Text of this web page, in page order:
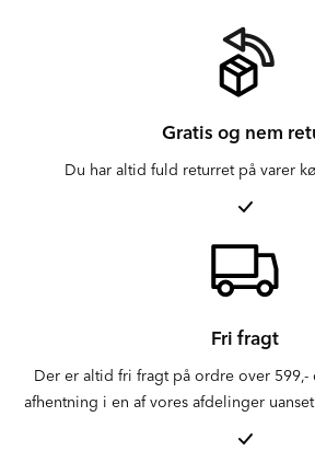
Gratis og nem
Du har altid fuld returret på varer
Fri fragt
Der er altid fri fragt på ordre over
afhentning i en af vores afdelinger